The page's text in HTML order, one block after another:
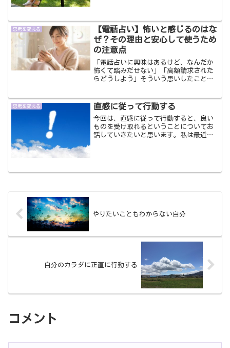
クすることをやっていると人生は良い方
向にいくとか「ワクワクする...
思考を変える
【電話占い】怖いと感じるのはな
ぜ？その理由と安心して使うため
の注意点
「電話占いに興味はあるけど、なんだか
怖くて踏みだせない」「高額請求された
らどうしよう」そういう思いしたことあ
の注意点を詳しく解説します。不必要な
怖さを手放し、自分に合ったサービスを
選べるようになります。
思考を変える 直感に従って行動する
今回は、直感に従って行動すると、良い
ものを受け取れるということについてお
話していきたいと思います。私は最近自
やりたいこともわからない自分
自分のカラダに正直に行動する
コメント